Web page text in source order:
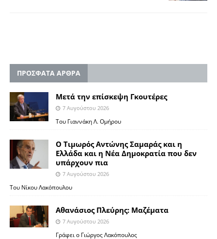
ΠΡΟΣΦΑΤΑ ΑΡΘΡΑ
Μετά την επίσκεψη Γκουτέρες
7 Αυγούστου 2026
Του Γιαννάκη Λ. Ομήρου
Ο Τιμωρός Αντώνης Σαμαράς και η
Ελλάδα και η Νέα Δημοκρατία που δεν
υπάρχουν πια
7 Αυγούστου 2026
Του Νίκου Λακόπουλου
Αθανάσιος Πλεύρης: Μαζέματα
7 Αυγούστου 2026
Γράφει ο Γιώργος Λακόπουλος